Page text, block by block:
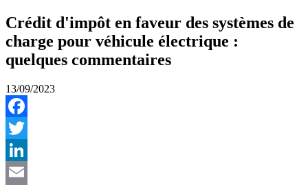
Crédit d'impôt en faveur des systèmes de
charge pour véhicule électrique :
quelques commentaires
13/09/2023
Facebook
Twitter
LinkedIn